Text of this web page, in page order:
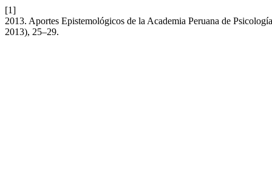
[1]
2013. Aportes Epistemológicos de la Academia Peruana de
2013), 25–29.